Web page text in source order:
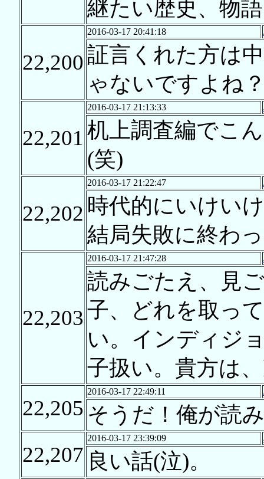
継たい歴史、物
22,200
2016-03-17 20:41:18
証言くれた方は
ゃないですよね
22,201
2016-03-17 21:13:33
机上調査編でこ
(笑)
22,202
2016-03-17 21:22:47
時代的にいけい
結局失敗に終わ
22,203
2016-03-17 21:47:28
読みごたえ、見
子、どれを取っ
い。インディジ
子扱い。貴方は
22,205
2016-03-17 22:49:11
そうだ！俺が読
22,207
2016-03-17 23:39:09
良い話(泣)。